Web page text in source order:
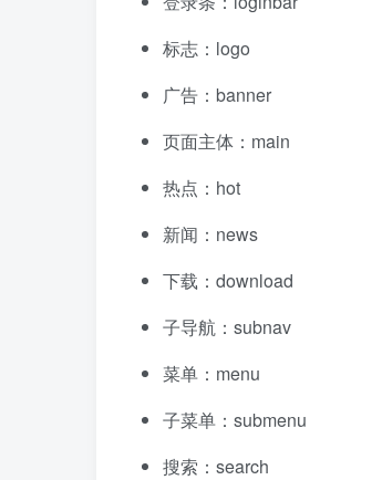
标志：logo
广告：banner
页面主体：main
热点：hot
新闻：news
下载：download
子导航：subnav
菜单：menu
子菜单：submenu
搜索：search